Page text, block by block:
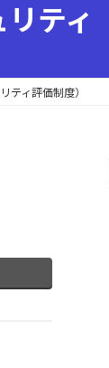
ティ
ティ評価制度）